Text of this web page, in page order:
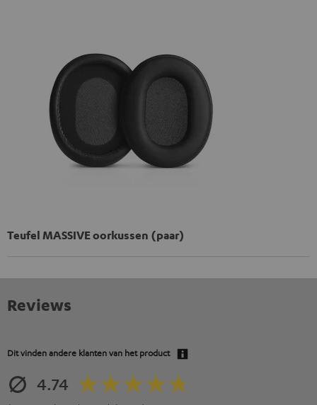
Teufel MASSIVE oorkussen (paar)
Reviews
Dit vinden andere klanten van het product
4.74